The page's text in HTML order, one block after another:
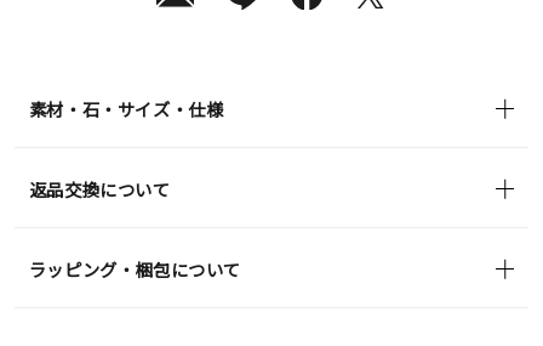
素材・石・サイズ・仕様
返品交換について
ラッピング・梱包について